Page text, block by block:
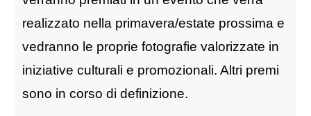
realizzato nella primavera/estate prossima e
vedranno le proprie fotografie valorizzate in
iniziative culturali e promozionali. Altri premi
sono in corso di definizione.